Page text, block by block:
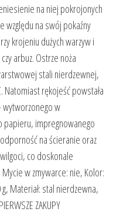
na niej pokrojonych
względu na swój pokaźny
krojeniu dużych warzyw i
arbuz. Ostrze noża
stali nierdzewnej,
Natomiast rękojeść powstała
wytworzonego w
papieru, impregnowanego
na ścieranie oraz
co doskonale
w zmywarce: nie, Kolor:
g, Materiał: stal nierdzewna,
ZAKUPY